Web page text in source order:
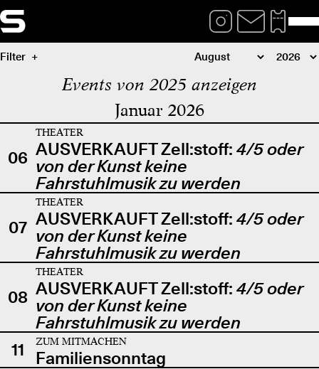
Filter
Events von 2025 anzeigen
Januar 2026
06
THEATER
AUSVERKAUFT Zell:stoff: 4/5 oder
von der Kunst keine
Fahrstuhlmusik zu werden
07
THEATER
AUSVERKAUFT Zell:stoff: 4/5 oder
von der Kunst keine
Fahrstuhlmusik zu werden
08
THEATER
AUSVERKAUFT Zell:stoff: 4/5 oder
von der Kunst keine
Fahrstuhlmusik zu werden
11
ZUM MITMACHEN
Familiensonntag